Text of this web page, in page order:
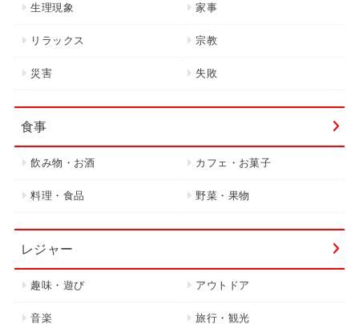
生理現象 家事
リラックス 宗教
災害 失敗
食事
飲み物・お酒 カフェ・お菓子
料理・食品 野菜・果物
レジャー
趣味・遊び アウトドア
音楽 旅行・観光